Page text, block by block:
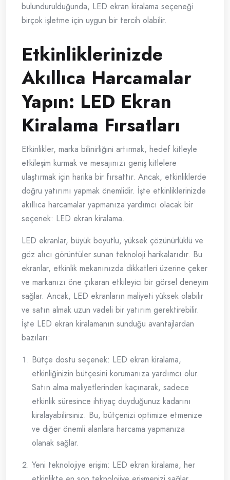
bulundurulduğunda, LED ekran kiralama seçeneği
birçok işletme için uygun bir tercih olabilir.
Etkinliklerinizde
Akıllıca Harcamalar
Yapın: LED Ekran
Kiralama Fırsatları
Etkinlikler, marka bilinirliğini artırmak, hedef kitleyle
etkileşim kurmak ve mesajınızı geniş kitlelere
ulaştırmak için harika bir fırsattır. Ancak, etkinliklerde
doğru yatırımı yapmak önemlidir. İşte etkinliklerinizde
akıllıca harcamalar yapmanıza yardımcı olacak bir
seçenek: LED ekran kiralama.
LED ekranlar, büyük boyutlu, yüksek çözünürlüklü ve
göz alıcı görüntüler sunan teknoloji harikalarıdır. Bu
ekranlar, etkinlik mekanınızda dikkatleri üzerine çeker
ve markanızı öne çıkaran etkileyici bir görsel deneyim
sağlar. Ancak, LED ekranların maliyeti yüksek olabilir
ve satın almak uzun vadeli bir yatırım gerektirebilir.
İşte LED ekran kiralamanın sunduğu avantajlardan
bazıları:
Bütçe dostu seçenek: LED ekran kiralama,
etkinliğinizin bütçesini korumanıza yardımcı olur.
Satın alma maliyetlerinden kaçınarak, sadece
etkinlik süresince ihtiyaç duyduğunuz kadarını
kiralayabilirsiniz. Bu, bütçenizi optimize etmenize
ve diğer önemli alanlara harcama yapmanıza
olanak sağlar.
Yeni teknolojiye erişim: LED ekran kiralama, her